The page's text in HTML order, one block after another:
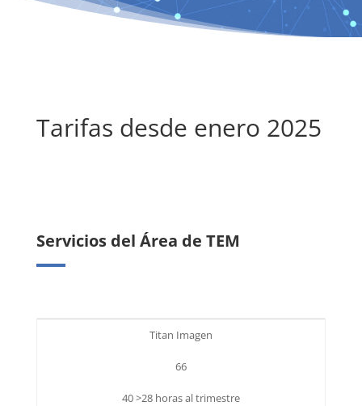
Tarifas desde enero 2025
Servicios del Área de TEM
Titan Imagen
66
40 >28 horas al trimestre